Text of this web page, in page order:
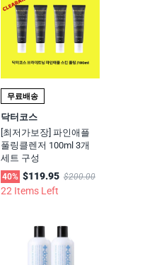
무료배송
닥터코스
[최저가보장] 파인애플
풀링클렌저 100ml 3개
세트 구성
40% $119.95 $200.00
22 Items Left